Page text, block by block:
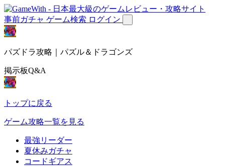
事前ガチャ ゲーム検索 ログイン
パズドラ攻略｜パズル＆ドラゴンズ
掲示板Q&A
トップに戻る
ゲーム攻略一覧を見る
最強リーダー
夏休みガチャ
コードギアス